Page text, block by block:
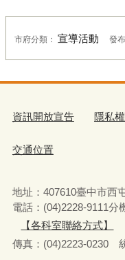
市府分類： 宣導活動 發
資訊開放宣告 隱私
交通位置
地址：407610臺中市西
電話：(04)2228-9111分
【各科室聯絡方式】
傳真：(04)2223-0230